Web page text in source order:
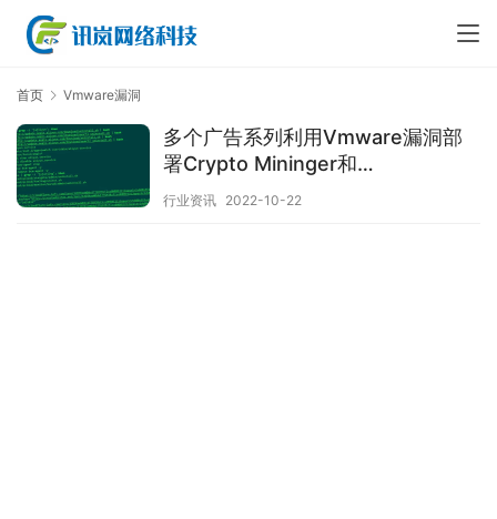
首页 Vmware漏洞
多个广告系列利用Vmware漏洞部
署Crypto Mininger和
Ransomware
行业资讯 2022-10-22